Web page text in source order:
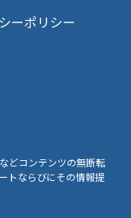
ーポリシー
どコンテンツの無断転
トならびにその情報提